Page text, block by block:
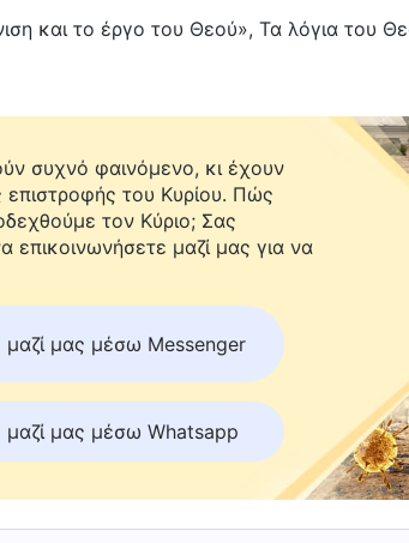
και το έργο του Θεού», Τα λόγια του
συχνό φαινόμενο, κι έχουν
επιστροφής του Κυρίου. Πώς
τον Κύριο; Σας
επικοινωνήσετε μαζί μας για να
μαζί μας μέσω Messenger
μαζί μας μέσω Whatsapp